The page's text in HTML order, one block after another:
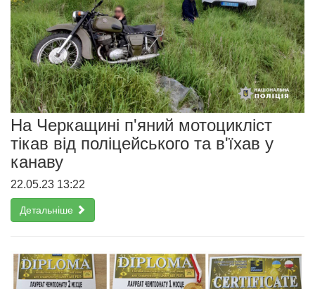
На Черкащині п'яний мотоцикліст
тікав від поліцейського та в'їхав у
канаву
22.05.23 13:22
Детальніше